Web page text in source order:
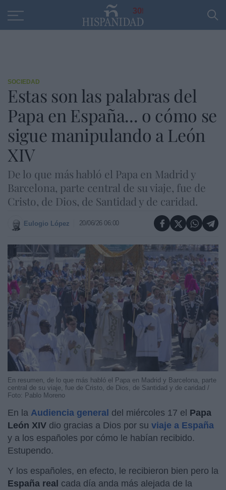
30
SOCIEDAD
Estas son las palabras del
Papa en España... o cómo se
sigue manipulando a León
XIV
De lo que más habló el Papa en Madrid y
Barcelona, parte central de su viaje, fue de
Cristo, de Dios, de Santidad y de caridad.
Eulogio López 20/06/26 06:00
En resumen, de lo que más habló el Papa en Madrid y Barcelona, parte
central de su viaje, fue de Cristo, de Dios, de Santidad y de caridad /
Foto: Pablo Moreno
En la Audiencia general del miércoles 17 el Papa
León XIV dio gracias a Dios por su viaje a España
y a los españoles por cómo le habían recibido.
Estupendo.
Y los españoles, en efecto, le recibieron bien pero la
España real cada día anda más alejada de la